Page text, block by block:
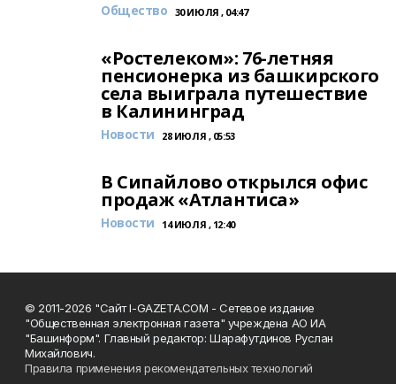
Общество 30 ИЮЛЯ , 04:47
«Ростелеком»: 76-летняя
пенсионерка из башкирского
села выиграла путешествие
в Калининград
Новости 28 ИЮЛЯ , 05:53
В Сипайлово открылся офис
продаж «Атлантиса»
Новости 14 ИЮЛЯ , 12:40
© 2011-2026 "Сайт I-GAZETA.COM - Сетевое издание
"Общественная электронная газета" учреждена АО ИА
"Башинформ". Главный редактор: Шарафутдинов Руслан
Михайлович.
Правила применения рекомендательных технологий